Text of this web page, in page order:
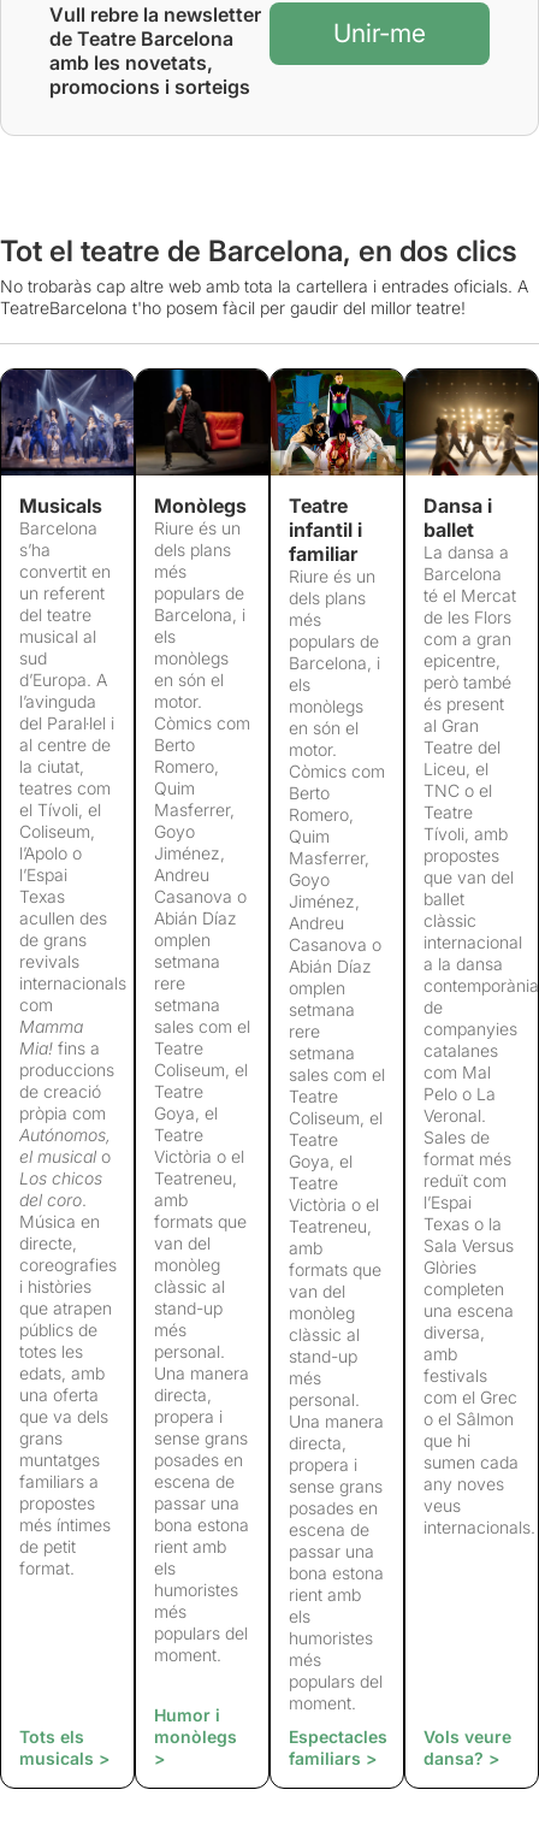
Vull rebre la newsletter
de Teatre Barcelona
amb les novetats,
promocions i sorteigs
Unir-me
Tot el teatre de Barcelona, en dos clics
No trobaràs cap altre web amb tota la cartellera i entrades oficials. A
TeatreBarcelona t'ho posem fàcil per gaudir del millor teatre!
Musicals
Barcelona
s’ha
convertit en
un referent
del teatre
musical al
sud
d’Europa. A
l’avinguda
del Paral·lel i
al centre de
la ciutat,
teatres com
el Tívoli, el
Coliseum,
l’Apolo o
l’Espai
Texas
acullen des
de grans
revivals
internacionals
com
Mamma
Mia! fins a
produccions
de creació
pròpia com
Autónomos,
el musical o
Los chicos
del coro
Música en
directe,
coreografies
i històries
que atrapen
públics de
totes les
edats, amb
una oferta
que va dels
grans
muntatges
familiars a
propostes
més íntimes
de petit
format.
Tots els
musicals >
Monòlegs
Riure és un
dels plans
més
populars de
Barcelona, i
els
monòlegs
en són el
motor.
Còmics com
Berto
Romero,
Quim
Masferrer,
Goyo
Jiménez,
Andreu
Casanova o
Abián Díaz
omplen
setmana
rere
setmana
sales com el
Teatre
Coliseum, el
Teatre
Goya, el
Teatre
Victòria o el
Teatreneu,
amb
formats que
van del
monòleg
clàssic al
stand-up
més
personal.
Una manera
directa,
propera i
sense grans
posades en
escena de
passar una
bona estona
rient amb
els
humoristes
més
populars del
moment.
Humor i
monòlegs
>
Teatre
infantil i
familiar
Riure és un
dels plans
més
populars de
Barcelona, i
els
monòlegs
en són el
motor.
Còmics com
Berto
Romero,
Quim
Masferrer,
Goyo
Jiménez,
Andreu
Casanova o
Abián Díaz
omplen
setmana
rere
setmana
sales com el
Teatre
Coliseum, el
Teatre
Goya, el
Teatre
Victòria o el
Teatreneu,
amb
formats que
van del
monòleg
clàssic al
stand-up
més
personal.
Una manera
directa,
propera i
sense grans
posades en
escena de
passar una
bona estona
rient amb
els
humoristes
més
populars del
moment.
Espectacles
familiars >
Dansa i
ballet
La dansa a
Barcelona
té el Mercat
de les Flors
com a gran
epicentre,
però també
és present
al Gran
Teatre del
Liceu, el
TNC o el
Teatre
Tívoli, amb
propostes
que van del
ballet
clàssic
internacional
a la dansa
contemporània
de
companyies
catalanes
com Mal
Pelo o La
Veronal.
Sales de
format més
reduït com
l’Espai
Texas o la
Sala Versus
Glòries
completen
una escena
diversa,
amb
festivals
com el Grec
o el Sâlmon
que hi
sumen cada
any noves
veus
internacionals.
Vols veure
dansa? >